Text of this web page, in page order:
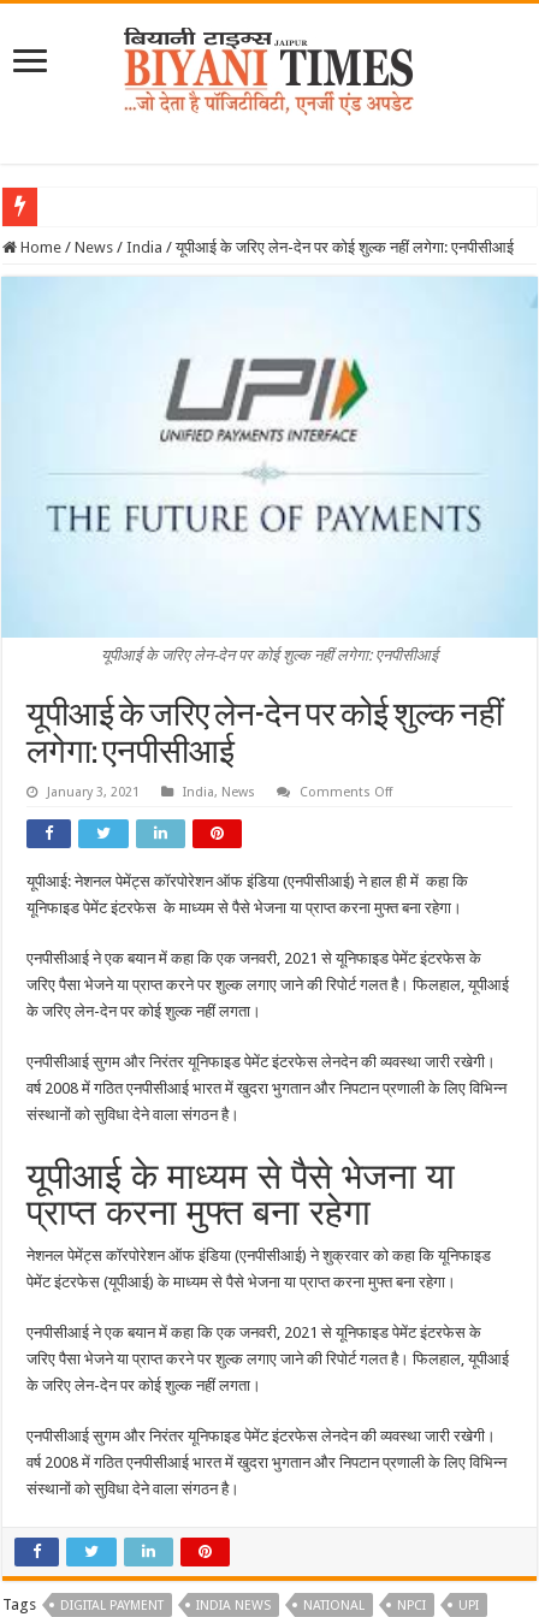
Home / News / India / यूपीआई के जरिए लेन-देन पर कोई शुल्क नहीं लगेगा: एनपीसीआई
यूपीआई के जरिए लेन-देन पर कोई शुल्क नहीं लगेगा: एनपीसीआई
यूपीआई के जरिए लेन-देन पर कोई शुल्क नहीं
लगेगा: एनपीसीआई
January 3, 2021 India, News Comments Offon
पर
कोई
शुल्क
लगेगा:
एनपीसीआई
यूपीआई: नेशनल पेमेंट्स कॉरपोरेशन ऑफ इंडिया (एनपीसीआई) ने हाल ही में कहा कि
यूनिफाइड पेमेंट इंटरफेस के माध्यम से पैसे भेजना या प्राप्त करना मुफ्त बना रहेगा।
एनपीसीआई ने एक बयान में कहा कि एक जनवरी, 2021 से यूनिफाइड पेमेंट इंटरफेस के
जरिए पैसा भेजने या प्राप्त करने पर शुल्क लगाए जाने की रिपोर्ट गलत है। फिलहाल, यूपीआई
के जरिए लेन-देन पर कोई शुल्क नहीं लगता।
एनपीसीआई सुगम और निरंतर यूनिफाइड पेमेंट इंटरफेस लेनदेन की व्यवस्था जारी रखेगी।
वर्ष 2008 में गठित एनपीसीआई भारत में खुदरा भुगतान और निपटान प्रणाली के लिए विभिन्न
संस्थानों को सुविधा देने वाला संगठन है।
यूपीआई के माध्यम से पैसे भेजना या
प्राप्त करना मुफ्त बना रहेगा
नेशनल पेमेंट्स कॉरपोरेशन ऑफ इंडिया (एनपीसीआई) ने शुक्रवार को कहा कि यूनिफाइड
पेमेंट इंटरफेस (यूपीआई) के माध्यम से पैसे भेजना या प्राप्त करना मुफ्त बना रहेगा।
एनपीसीआई ने एक बयान में कहा कि एक जनवरी, 2021 से यूनिफाइड पेमेंट इंटरफेस के
जरिए पैसा भेजने या प्राप्त करने पर शुल्क लगाए जाने की रिपोर्ट गलत है। फिलहाल, यूपीआई
के जरिए लेन-देन पर कोई शुल्क नहीं लगता।
एनपीसीआई सुगम और निरंतर यूनिफाइड पेमेंट इंटरफेस लेनदेन की व्यवस्था जारी रखेगी।
वर्ष 2008 में गठित एनपीसीआई भारत में खुदरा भुगतान और निपटान प्रणाली के लिए विभिन्न
संस्थानों को सुविधा देने वाला संगठन है।
Tags DIGITAL PAYMENT INDIA NEWS NATIONAL NPCI
UPI